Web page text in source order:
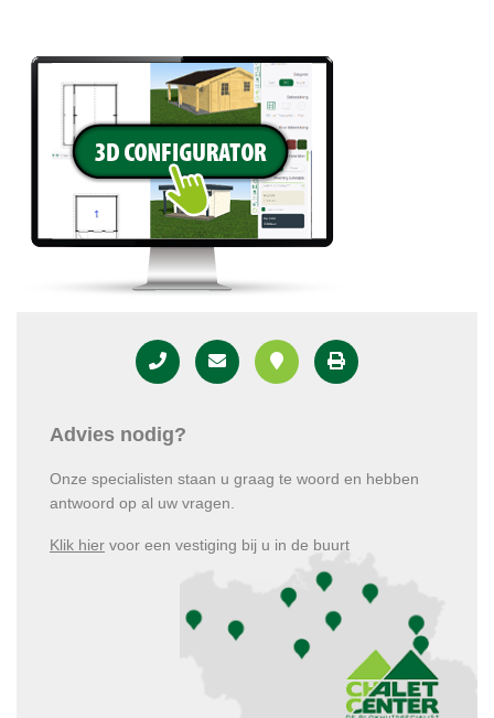
Advies nodig?
Onze specialisten staan u graag te woord en hebben
antwoord op al uw vragen.
Klik hier voor een vestiging bij u in de buurt